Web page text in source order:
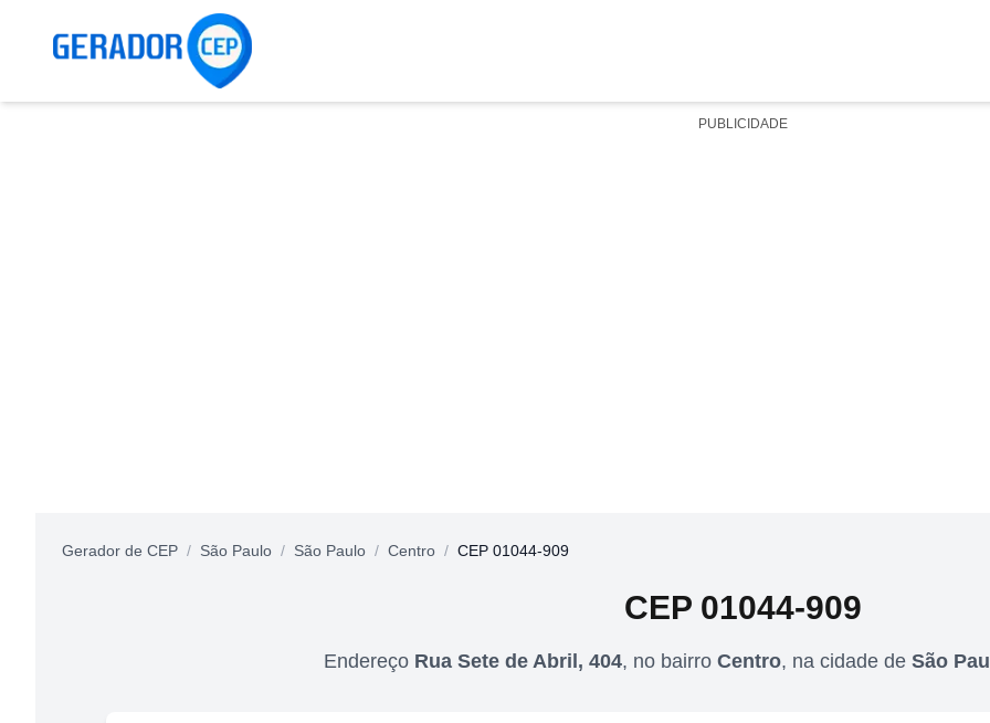
PUBLICIDADE
Gerador de CEP / São Paulo / São Paulo / Centro / CEP 01044-909
CEP 01044-909
Endereço Rua Sete de Abril, 404, no bairro Centro, na cidade de São